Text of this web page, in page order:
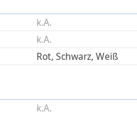
k.A.
k.A.
Rot, Schwarz, Weiß
k.A.